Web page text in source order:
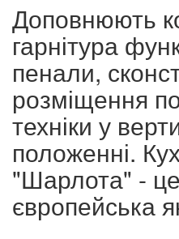
Доповнюють
гарнітура
пенали,
розміщення
техніки у
положенні.
"Шарлота" -
європейська